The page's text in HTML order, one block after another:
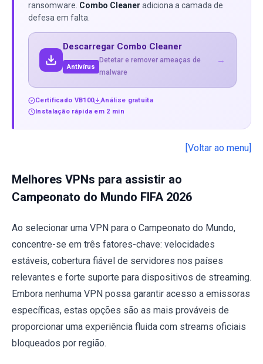
ransomware. Combo Cleaner adiciona a camada de
defesa em falta.
Descarregar Combo Cleaner
Antivírus
Detetar e remover ameaças de
malware
→
Certificado VB100
Análise gratuita
Instalação rápida em 2 min
[Voltar ao menu]
Melhores VPNs para assistir ao
Campeonato do Mundo FIFA 2026
Ao selecionar uma VPN para o Campeonato do Mundo,
concentre-se em três fatores-chave: velocidades
estáveis, cobertura fiável de servidores nos países
relevantes e forte suporte para dispositivos de streaming.
Embora nenhuma VPN possa garantir acesso a emissoras
específicas, estas opções são as mais prováveis de
proporcionar uma experiência fluida com streams oficiais
bloqueados por região.